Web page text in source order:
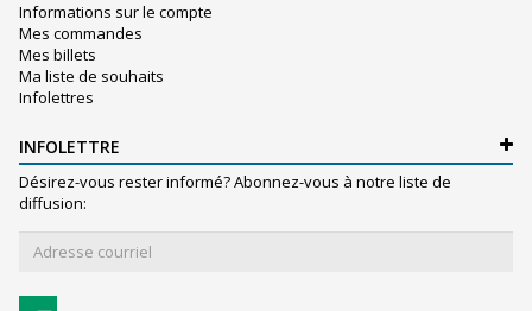
Informations sur le compte
Mes commandes
Mes billets
Ma liste de souhaits
Infolettres
INFOLETTRE
Désirez-vous rester informé? Abonnez-vous à notre liste de
diffusion: